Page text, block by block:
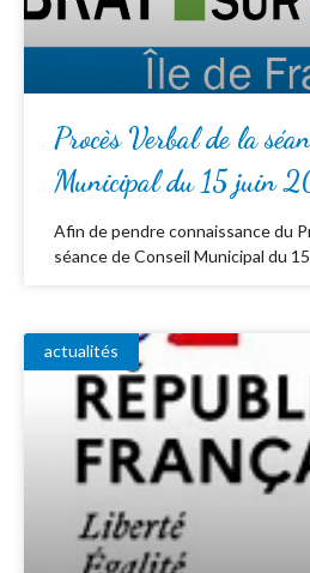
Procès Verbal de la
Municipal du 15 juin
Afin de pendre connaissance du
séance de Conseil Municipal du 15
actualités